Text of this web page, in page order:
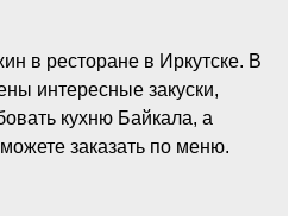
в ресторане в Иркутске. В
интересные закуски,
кухню Байкала, а
заказать по меню.